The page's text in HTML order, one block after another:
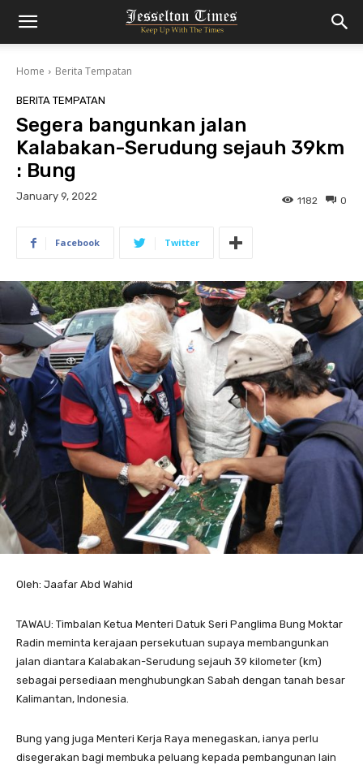
Home Berita Tempatan
BERITA TEMPATAN
Segera bangunkan jalan
Kalabakan-Serudung sejauh 39km
: Bung
January 9, 2022 0
1182
Facebook Twitter
Oleh: Jaafar Abd Wahid
TAWAU: Timbalan Ketua Menteri Datuk Seri Panglima Bung Moktar
Radin meminta kerajaan persekutuan supaya membangunkan
jalan diantara Kalabakan-Serudung sejauh 39 kilometer (km)
sebagai persediaan menghubungkan Sabah dengan tanah besar
Kalimantan, Indonesia.
Bung yang juga Menteri Kerja Raya menegaskan, ianya perlu
disegerakan bagi membuka peluang kepada pembangunan lain